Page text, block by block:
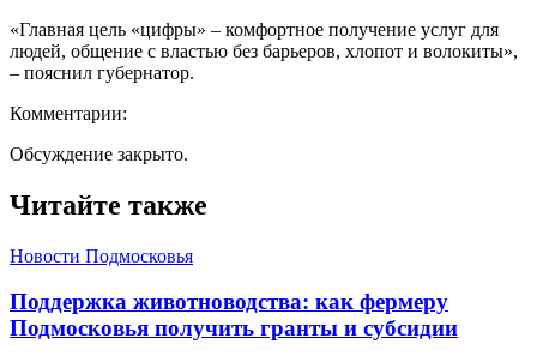
«Главная цель «цифры» – комфортное получение услуг для
людей, общение с властью без барьеров, хлопот и волокиты»,
– пояснил губернатор.
Комментарии:
Обсуждение закрыто.
Читайте также
Новости Подмосковья
Поддержка животноводства: как фермеру
Подмосковья получить гранты и субсидии